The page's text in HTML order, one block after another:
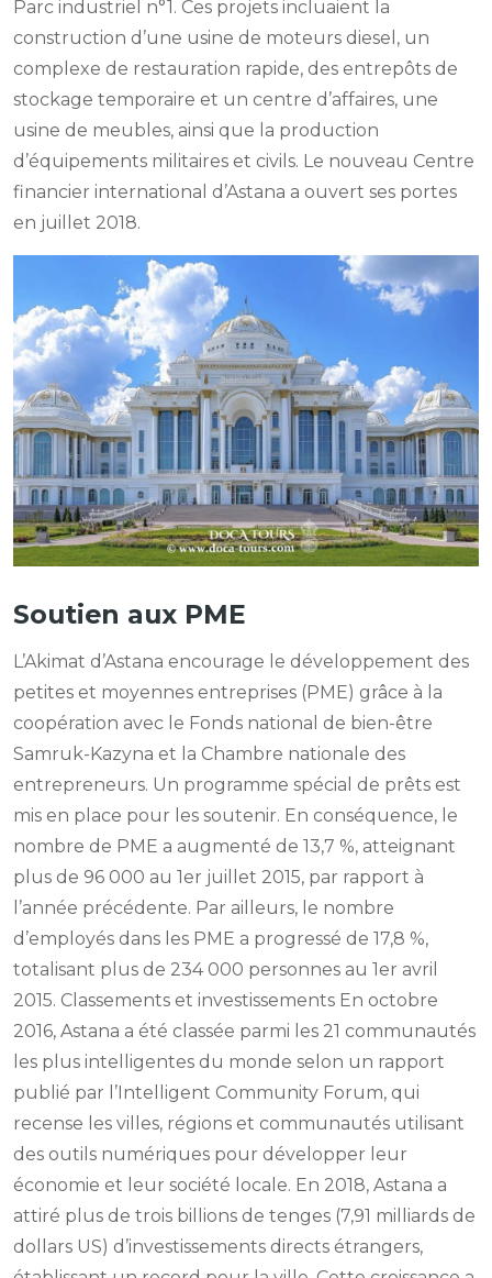
Parc industriel n°1. Ces projets incluaient la
construction d’une usine de moteurs diesel, un
complexe de restauration rapide, des entrepôts de
stockage temporaire et un centre d’affaires, une
usine de meubles, ainsi que la production
d’équipements militaires et civils. Le nouveau Centre
financier international d’Astana a ouvert ses portes
en juillet 2018.
Soutien aux PME
L’Akimat d’Astana encourage le développement des
petites et moyennes entreprises (PME) grâce à la
coopération avec le Fonds national de bien-être
Samruk-Kazyna et la Chambre nationale des
entrepreneurs. Un programme spécial de prêts est
mis en place pour les soutenir. En conséquence, le
nombre de PME a augmenté de 13,7 %, atteignant
plus de 96 000 au 1er juillet 2015, par rapport à
l’année précédente. Par ailleurs, le nombre
d’employés dans les PME a progressé de 17,8 %,
totalisant plus de 234 000 personnes au 1er avril
2015. Classements et investissements En octobre
2016, Astana a été classée parmi les 21 communautés
les plus intelligentes du monde selon un rapport
publié par l’Intelligent Community Forum, qui
recense les villes, régions et communautés utilisant
des outils numériques pour développer leur
économie et leur société locale. En 2018, Astana a
attiré plus de trois billions de tenges (7,91 milliards de
dollars US) d’investissements directs étrangers,